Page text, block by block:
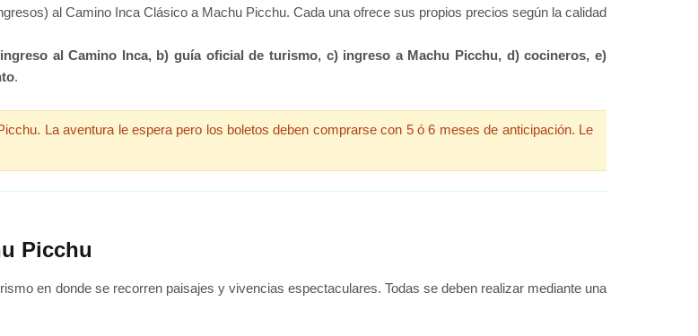
al Camino Inca Clásico a Machu Picchu. Cada una ofrece sus propios precios según la calidad
al Camino Inca, b) guía oficial de turismo, c) ingreso a Machu Picchu, d) cocineros, e)
.
La aventura le espera pero los boletos deben comprarse con 5 ó 6 meses de anticipación. Le
Picchu
en donde se recorren paisajes y vivencias espectaculares. Todas se deben realizar mediante una